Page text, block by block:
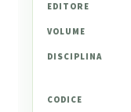
EDITORE
VOLUME
DISCIPLINA
CODICE